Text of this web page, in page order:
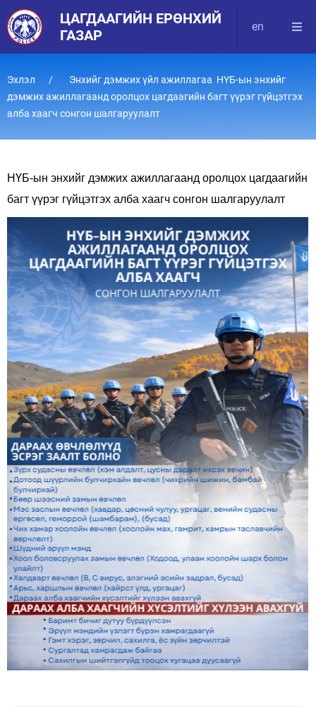
ЦАГДААГИЙН ЕРӨНХИЙ
ГАЗАР
en
Эхлэл
Энхийг дэмжих үйл ажиллагаа НҮБ-ын энхийг
дэмжих ажиллагаанд оролцох цагдаагийн багт үүрэг гүйцэтгэх
алба хаагч сонгон шалгаруулалт
НҮБ-ын энхийг дэмжих ажиллагаанд оролцох цагдаагийн
багт үүрэг гүйцэтгэх алба хаагч сонгон шалгаруулалт